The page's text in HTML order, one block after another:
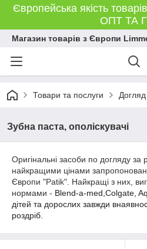
Європейська якість
ОПТ ТА
Магазин товарів з Європи
Товари та послуги Догляд
Зубна паста, ополіскувачі
Оригінальні засоби по догляду
найкращими цінами
Європи "Patik". Найкращі з них,
нормами - Blend-a-med, Colgate,
дітей та дорослих завжди
роздріб.